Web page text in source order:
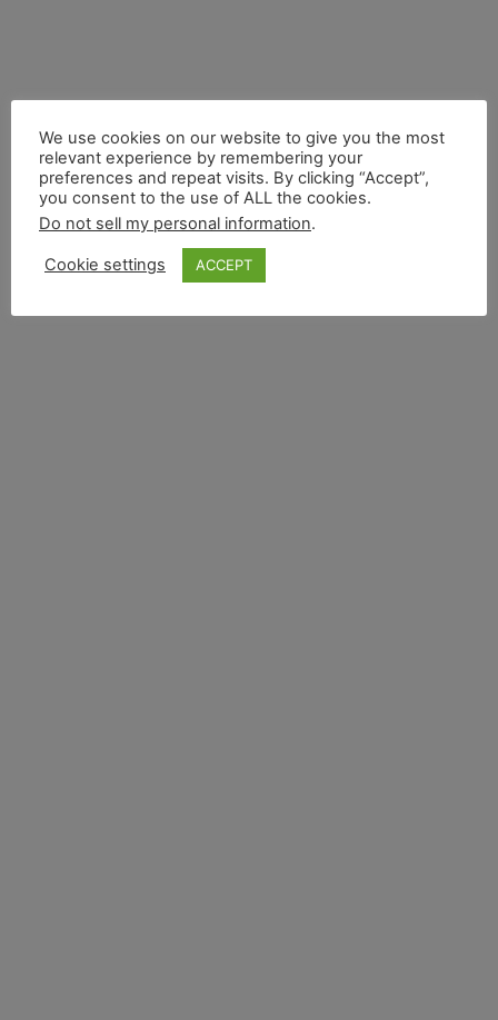
We use cookies on our website to give you the most
relevant experience by remembering your
preferences and repeat visits. By clicking “Accept”,
you consent to the use of ALL the cookies.
Do not sell my personal information.
Cookie settings ACCEPT